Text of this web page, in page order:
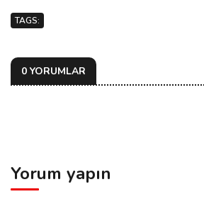
TAGS:
0 YORUMLAR
Yorum yapın